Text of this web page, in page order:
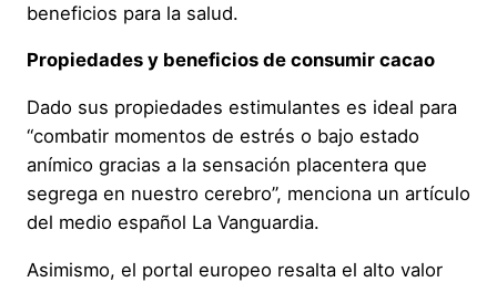
beneficios para la salud.
Propiedades y beneficios de consumir cacao
Dado sus propiedades estimulantes es ideal para
“combatir momentos de estrés o bajo estado
anímico gracias a la sensación placentera que
segrega en nuestro cerebro”, menciona un artículo
del medio español La Vanguardia.
Asimismo, el portal europeo resalta el alto valor